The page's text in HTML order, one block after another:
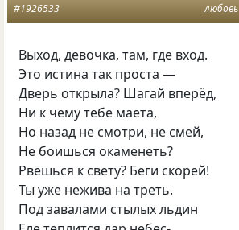
любовь
#1926533
Выход, девочка, там, где вход.
Это истина так проста —
Дверь открыла? Шагай вперёд,
Ни к чему тебе маета,
Но назад не смотри, не смей,
Не боишься окаменеть?
Рвёшься к свету? Беги скорей!
Ты уже нежива на треть.
Под завалами стылых льдин